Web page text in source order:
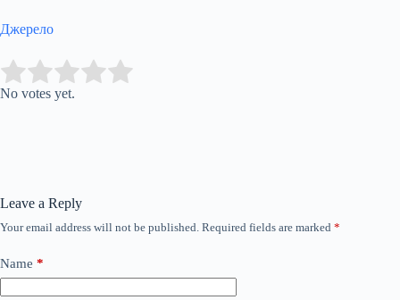
Джерело
Rate this item:
No votes yet.
Leave a Reply
Your email address will not be published. Required fields are marked *
Name *